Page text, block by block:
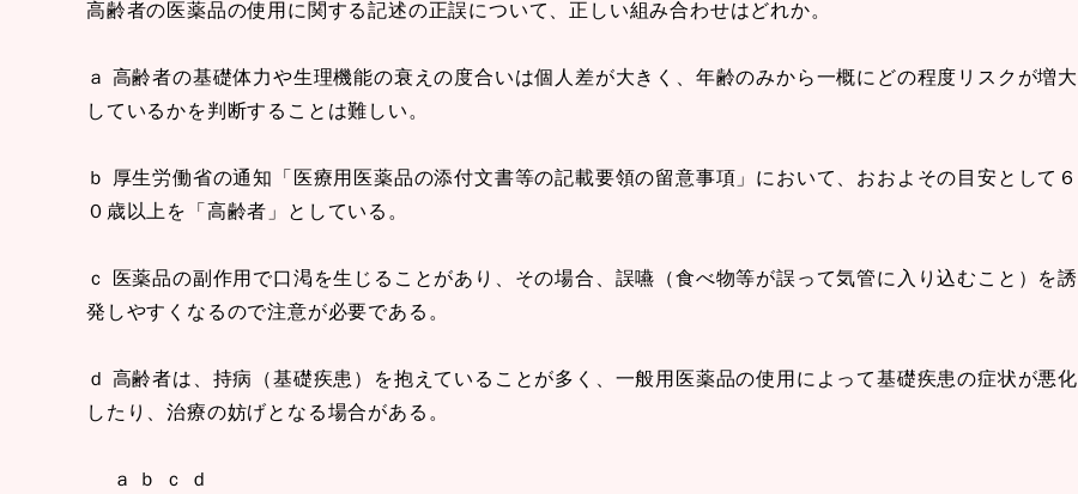
高齢者の医薬品の使用に関する記述の正誤について、正しい組み合わせはどれか。
ａ 高齢者の基礎体力や生理機能の衰えの度合いは個人差が大きく、年齢のみから一概にどの程度リスクが増大
しているかを判断することは難しい。
ｂ 厚生労働省の通知「医療用医薬品の添付文書等の記載要領の留意事項」において、おおよその目安として６
０歳以上を「高齢者」としている。
ｃ 医薬品の副作用で口渇を生じることがあり、その場合、誤嚥（食べ物等が誤って気管に入り込むこと）を誘
発しやすくなるので注意が必要である。
ｄ 高齢者は、持病（基礎疾患）を抱えていることが多く、一般用医薬品の使用によって基礎疾患の症状が悪化
したり、治療の妨げとなる場合がある。
ａ ｂ ｃ ｄ